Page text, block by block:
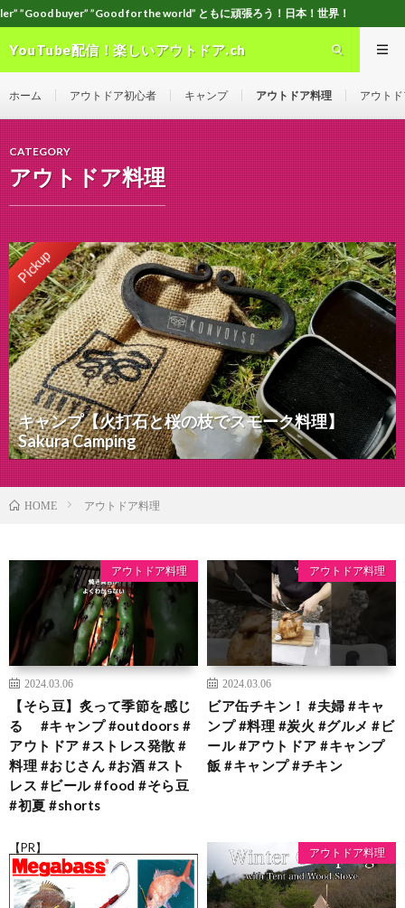
for the world” ともに頑張ろう！日本！世界！
YouTube配信！楽しいアウトドア.ch
ホーム アウトドア初心者 キャンプ アウトドア料理 アウト
CATEGORY
アウトドア料理
Pickup
キャンプ【火打石と桜の枝でスモーク料理】
Sakura Camping
HOME アウトドア料理
アウトドア料理
2024.03.06
【そら豆】炙って季節を感じ
る #キャンプ #outdoors #
アウトドア #ストレス発散 #
料理 #おじさん #お酒 #スト
レス #ビール #food #そら豆
#初夏 #shorts
アウトドア料理
2024.03.06
ビア缶チキン！ #夫婦 #キャ
ンプ #料理 #炭火 #グルメ #ビ
ール #アウトドア #キャンプ
飯 #キャンプ #チキン
【PR】 アウトドア料理